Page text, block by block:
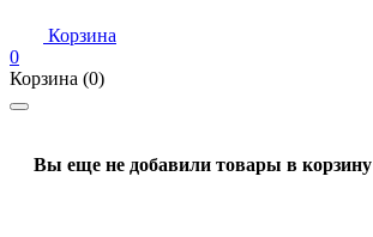
Корзина
0
Корзина (0)
Вы еще не добавили товары в корзину